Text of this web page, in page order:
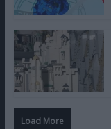
Load More